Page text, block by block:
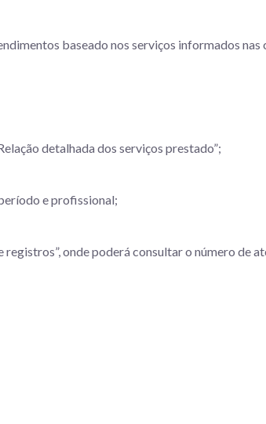
baseado nos serviços informados nas
detalhada dos serviços prestado”;
e profissional;
onde poderá consultar o número de